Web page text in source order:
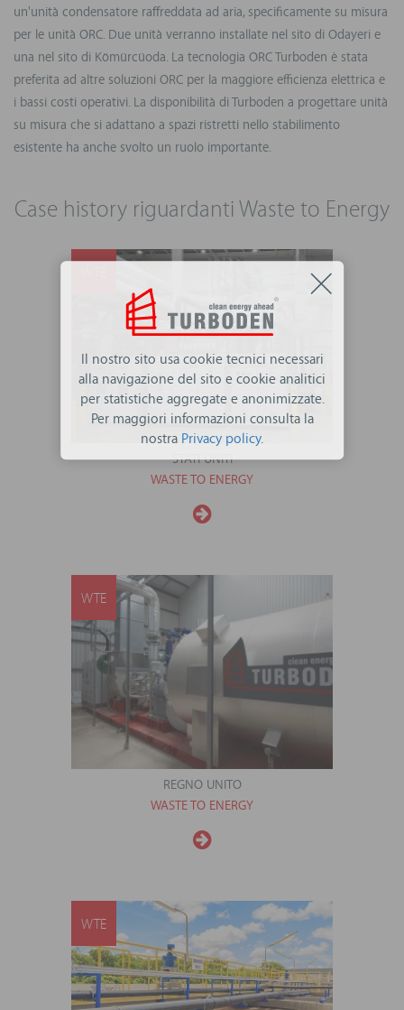
un'unità condensatore raffreddata ad aria, specificamente su misura
per le unità ORC. Due unità verranno installate nel sito di Odayeri e
una nel sito di Kömürcüoda. La tecnologia ORC Turboden è stata
preferita ad altre soluzioni ORC per la maggiore efficienza elettrica e
i bassi costi operativi. La disponibilità di Turboden a progettare unità
su misura che si adattano a spazi ristretti nello stabilimento
esistente ha anche svolto un ruolo importante.
Case history riguardanti Waste to Energy
STATI UNITI
WASTE TO ENERGY
WTE
REGNO UNITO
WASTE TO ENERGY
WTE
Il nostro sito usa cookie tecnici necessari
alla navigazione del sito e cookie analitici
per statistiche aggregate e anonimizzate.
Per maggiori informazioni consulta la
nostra Privacy policy.